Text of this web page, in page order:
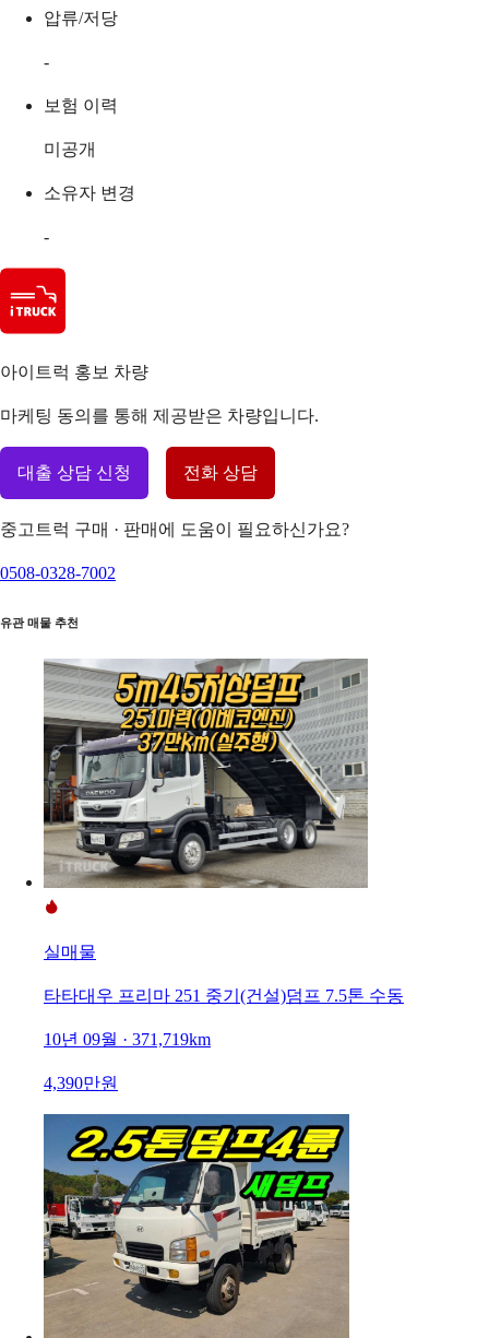
압류/저당
-
보험 이력
미공개
소유자 변경
-
아이트럭 홍보 차량
마케팅 동의를 통해 제공받은 차량입니다.
대출 상담 신청 전화 상담
중고트럭 구매 · 판매에 도움이 필요하신가요?
0508-0328-7002
유관 매물 추천
실매물
타타대우 프리마 251 중기(건설)덤프 7.5톤 수동
10년 09월 · 371,719km
4,390만원